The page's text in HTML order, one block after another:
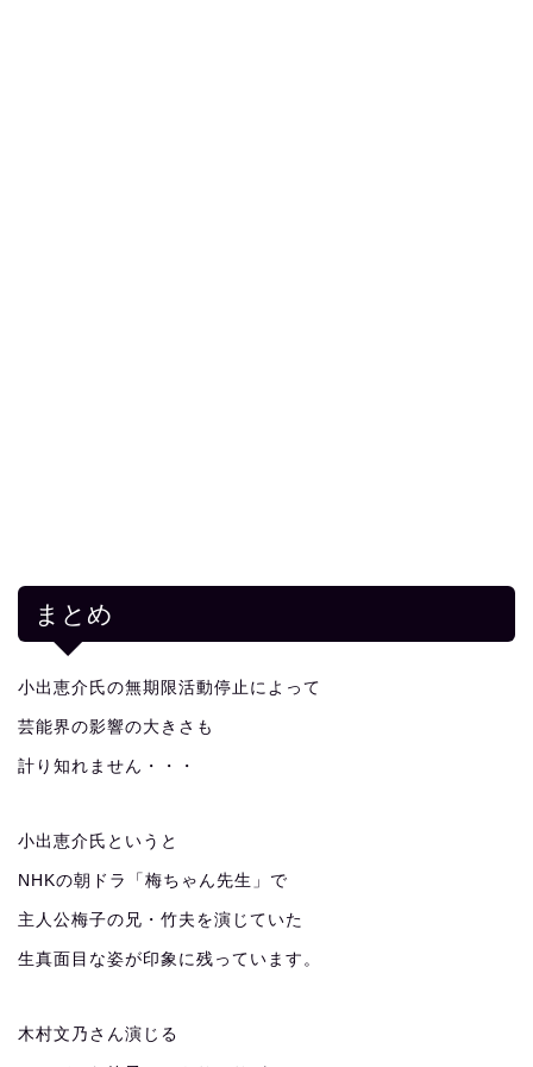
まとめ
小出恵介氏の無期限活動停止によって
芸能界の影響の大きさも
計り知れません・・・
小出恵介氏というと
NHKの朝ドラ「梅ちゃん先生」で
主人公梅子の兄・竹夫を演じていた
生真面目な姿が印象に残っています。
木村文乃さん演じる